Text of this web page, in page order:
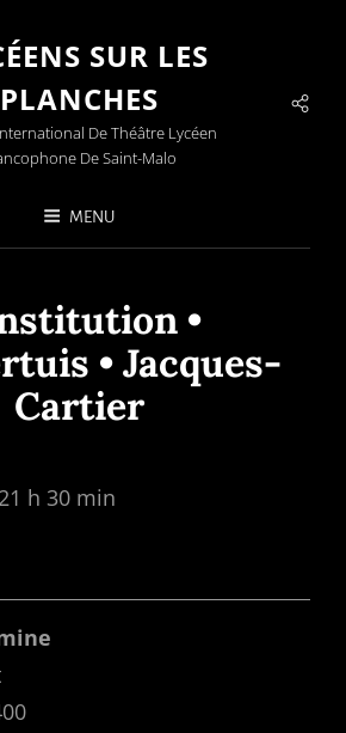
SUR LES
PLANCHES
De Théâtre Lycéen
De Saint-Malo
MENU
•
• Jacques-
Cartier
21 h 30 min